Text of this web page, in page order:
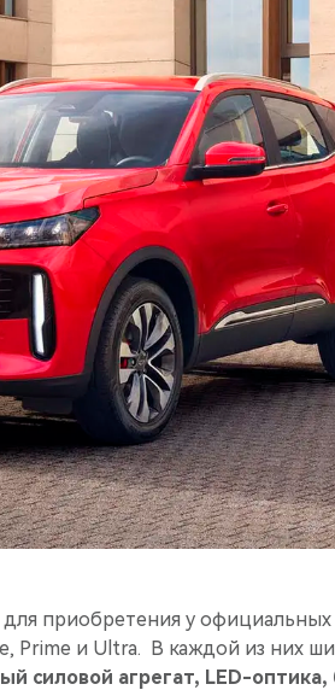
приобретения у официальных
Prime и Ultra. В каждой из них
силовой агрегат, LED-